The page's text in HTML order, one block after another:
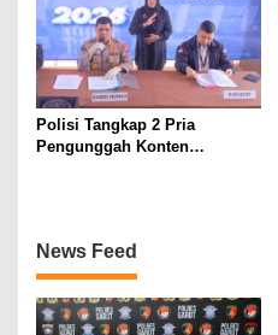
Polisi Tangkap 2 Pria
Pengunggah Konten
News Feed